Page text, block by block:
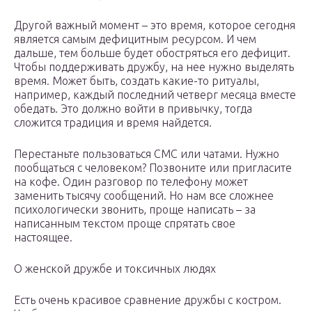
Другой важный момент – это время, которое сегодня
является самым дефицитным ресурсом. И чем
дальше, тем больше будет обостряться его дефицит.
Чтобы поддерживать дружбу, на нее нужно выделять
время. Может быть, создать какие-то ритуалы,
например, каждый последний четверг месяца вместе
обедать. Это должно войти в привычку, тогда
сложится традиция и время найдется.
Перестаньте пользоваться СМС или чатами. Нужно
пообщаться с человеком? Позвоните или пригласите
на кофе. Один разговор по телефону может
заменить тысячу сообщений. Но нам все сложнее
психологически звонить, проще написать – за
написанным текстом проще спрятать свое
настоящее.
О женской дружбе и токсичных людях
Есть очень красивое сравнение дружбы с костром.